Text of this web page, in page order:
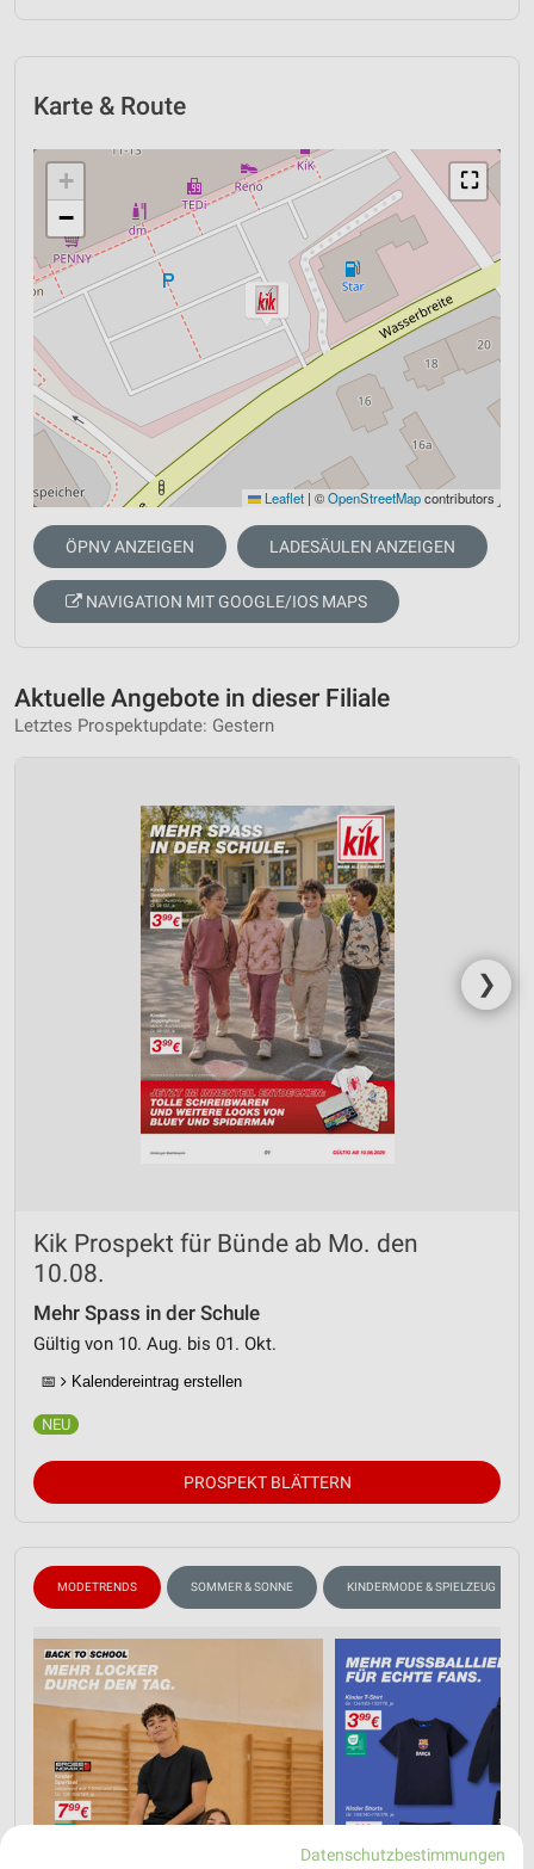
Karte & Route
⛶
+
−
Leaflet | ©OpenStreetMapcontributors
ÖPNV ANZEIGEN LADESÄULEN ANZEIGEN
NAVIGATION MIT GOOGLE/IOS MAPS
Aktuelle Angebote in dieser Filiale
Letztes Prospektupdate: Gestern
❯
Kik Prospekt für Bünde ab Mo. den
10.08.
Mehr Spass in der Schule
Gültig von 10. Aug. bis 01. Okt.
📅 Kalendereintrag erstellen
PROSPEKT BLÄTTERN
MODETRENDS SOMMER & SONNE KINDERMODE & SPIELZEUG
Datenschutzbestimmungen